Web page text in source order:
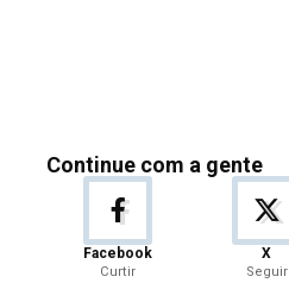
Continue com a gente
Facebook
Curtir
X
Seguir